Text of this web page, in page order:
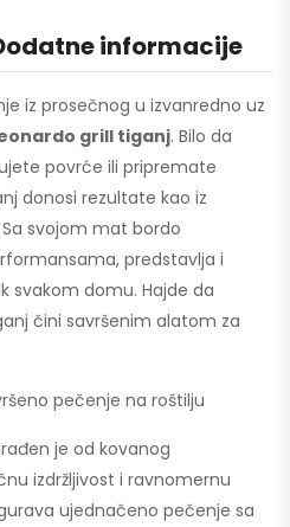
informacije
iz prosečnog u izvanredno uz
grill tiganj. Bilo da
povrće ili pripremate
donosi rezultate kao iz
svojom mat bordo
predstavlja i
svakom domu. Hajde da
čini savršenim alatom za
pečenje na roštilju
je od kovanog
izdržljivost i ravnomernu
ujednačeno pečenje sa